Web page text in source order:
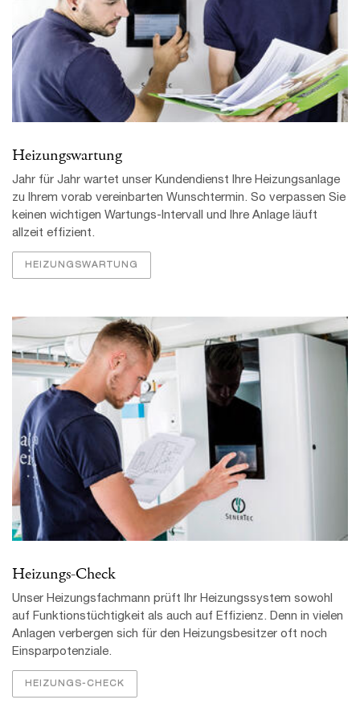
Heizungswartung
Jahr für Jahr wartet unser Kunden­dienst Ihre Heizungs­anlage
zu Ihrem vorab verein­barten Wunsch­termin. So verpassen Sie
keinen wichtigen Wartungs-Intervall und Ihre Anlage läuft
allzeit effizient.
HEIZUNGSWARTUNG
Heizungs-Check
Unser Heizungsfachmann prüft Ihr Heizungs­system sowohl
auf Funktions­tüchtigkeit als auch auf Effizienz. Denn in vielen
Anlagen verbergen sich für den Heizungsbesitzer oft noch
Einsparpotenziale.
HEIZUNGS-CHECK